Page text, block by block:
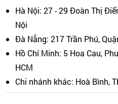
Hà Nội: 27 - 29 Đoàn Thị
Nội
Đà Nẵng: 217 Trần Phú,
Hồ Chí Minh: 5 Hoa Cau,
HCM
Chi nhánh khác: Hoà Bình,